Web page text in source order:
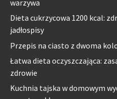
warzywa
Dieta cukrzycowa 1200 kcal:
jadłospisy
Przepis na ciasto z dwoma
Łatwa dieta oczyszczająca:
zdrowie
Kuchnia tajska w domowym